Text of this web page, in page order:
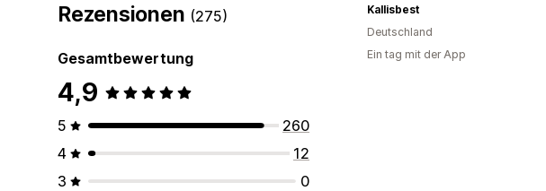
Rezensionen (275)
Gesamtbewertung
4,9
5
260
4
12
3
0
Kallisbest
Deutschland
Ein tag mit der App